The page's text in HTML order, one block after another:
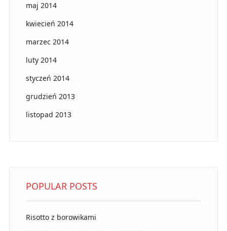
maj 2014
kwiecień 2014
marzec 2014
luty 2014
styczeń 2014
grudzień 2013
listopad 2013
POPULAR POSTS
Risotto z borowikami